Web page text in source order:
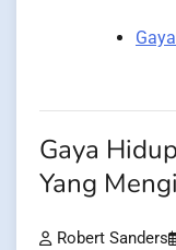
Gaya
Yang
Robert Sanders